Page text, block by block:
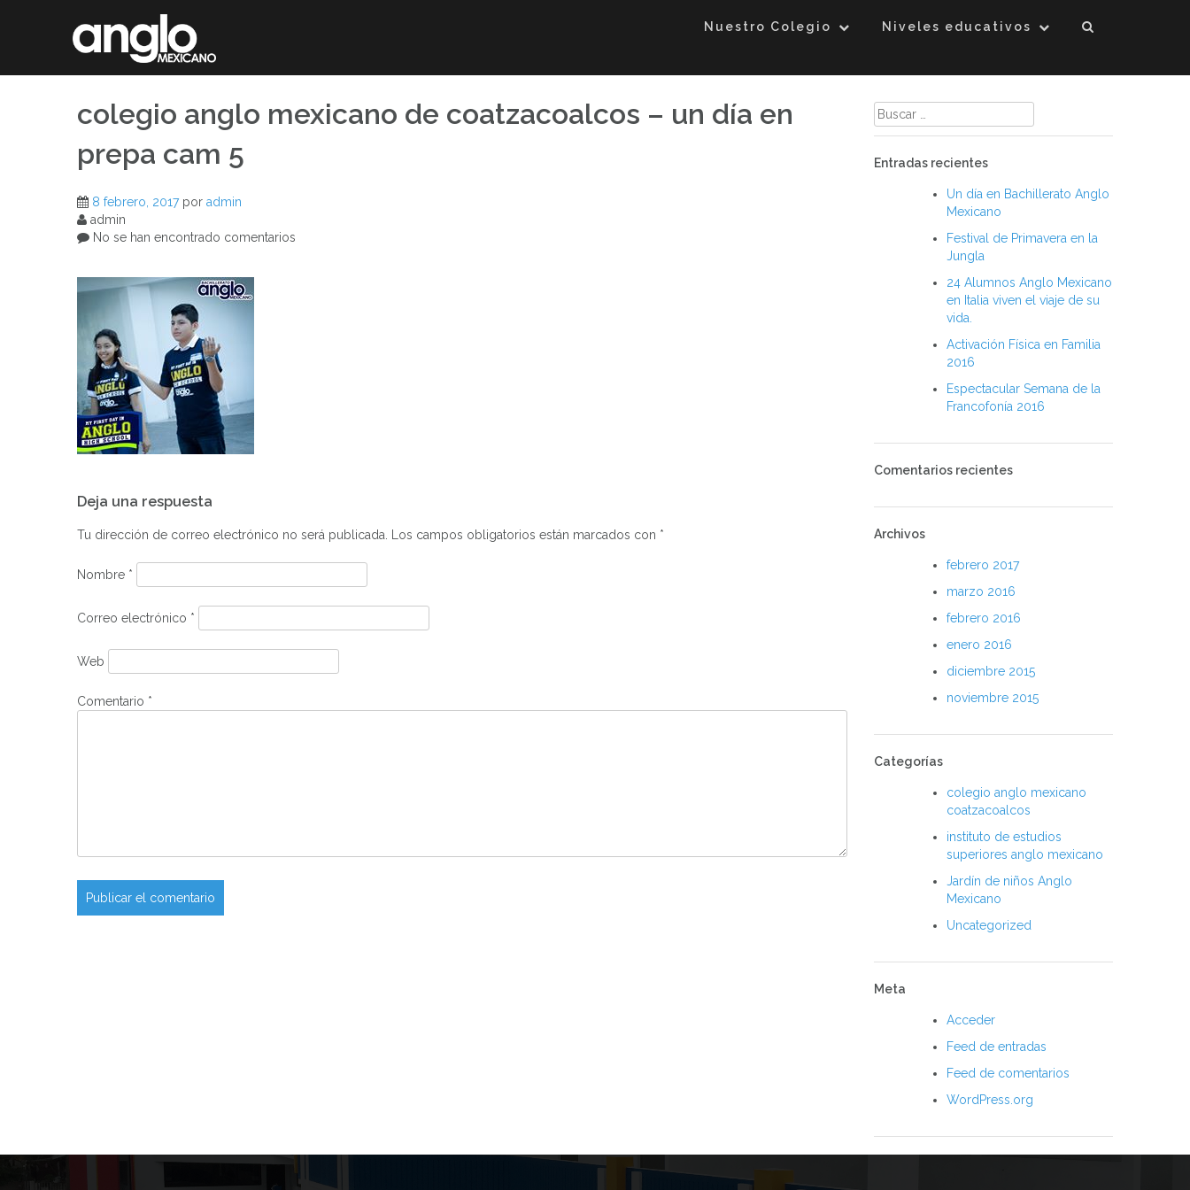
Nuestro Colegio Niveles educativos
colegio anglo mexicano de coatzacoalcos – un día en
prepa cam 5
8 febrero, 2017por admin
admin
No se han encontrado comentarios
de
entradas
Deja una respuesta
Tu dirección de correo electrónico no será publicada. Los campos obligatorios están marcados con *
Nombre *
Correo electrónico *
Web
Comentario *
Buscar:
Entradas recientes
Un día en Bachillerato Anglo
Mexicano
Festival de Primavera en la
Jungla
24 Alumnos Anglo Mexicano
en Italia viven el viaje de su
vida.
Activación Física en Familia
2016
Espectacular Semana de la
Francofonía 2016
Comentarios recientes
Archivos
febrero 2017
marzo 2016
febrero 2016
enero 2016
diciembre 2015
noviembre 2015
Categorías
colegio anglo mexicano
coatzacoalcos
instituto de estudios
superiores anglo mexicano
Jardín de niños Anglo
Mexicano
Uncategorized
Meta
Acceder
Feed de entradas
Feed de comentarios
WordPress.org